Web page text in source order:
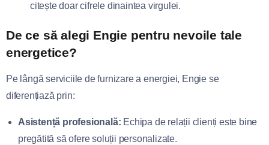
citește doar cifrele dinaintea virgulei.
De ce să alegi Engie pentru nevoile tale
energetice?
Pe lângă serviciile de furnizare a energiei, Engie se
diferențiază prin:
Asistență profesională: Echipa de relații clienți este bine
pregătită să ofere soluții personalizate.